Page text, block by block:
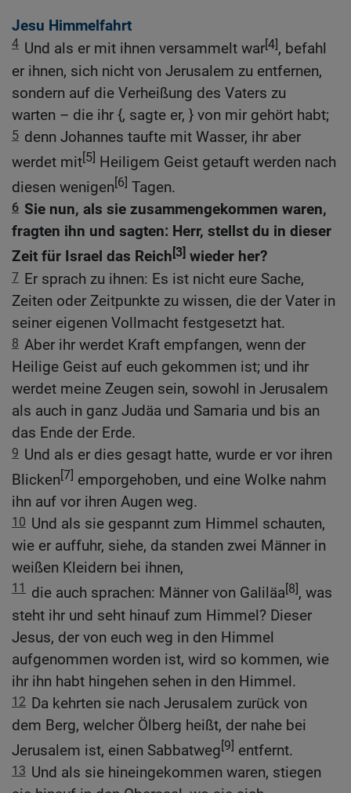
Jesu Himmelfahrt
4 Und als er mit ihnen versammelt war[4], befahl
er ihnen, sich nicht von Jerusalem zu entfernen,
sondern auf die Verheißung des Vaters zu
warten – die ihr {, sagte er, } von mir gehört habt;
5 denn Johannes taufte mit Wasser, ihr aber
werdet mit[5] Heiligem Geist getauft werden nach
diesen wenigen[6] Tagen.
6 Sie nun, als sie zusammengekommen waren,
fragten ihn und sagten: Herr, stellst du in dieser
Zeit für Israel das Reich [3] wieder her?
7 Er sprach zu ihnen: Es ist nicht eure Sache,
Zeiten oder Zeitpunkte zu wissen, die der Vater in
seiner eigenen Vollmacht festgesetzt hat.
8 Aber ihr werdet Kraft empfangen, wenn der
Heilige Geist auf euch gekommen ist; und ihr
werdet meine Zeugen sein, sowohl in Jerusalem
als auch in ganz Judäa und Samaria und bis an
das Ende der Erde.
9 Und als er dies gesagt hatte, wurde er vor ihren
Blicken[7] emporgehoben, und eine Wolke nahm
ihn auf vor ihren Augen weg.
10 Und als sie gespannt zum Himmel schauten,
wie er auffuhr, siehe, da standen zwei Männer in
weißen Kleidern bei ihnen,
11 die auch sprachen: Männer von Galiläa[8], was
steht ihr und seht hinauf zum Himmel? Dieser
Jesus, der von euch weg in den Himmel
aufgenommen worden ist, wird so kommen, wie
ihr ihn habt hingehen sehen in den Himmel.
12 Da kehrten sie nach Jerusalem zurück von
dem Berg, welcher Ölberg heißt, der nahe bei
Jerusalem ist, einen Sabbatweg[9] entfernt.
13 Und als sie hineingekommen waren, stiegen